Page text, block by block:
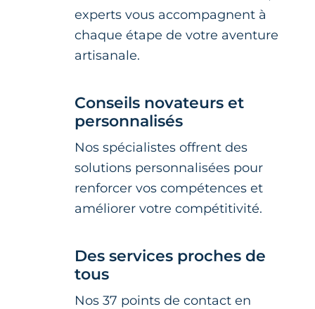
experts vous accompagnent à
chaque étape de votre aventure
artisanale.
Conseils novateurs et
personnalisés
Nos spécialistes offrent des
solutions personnalisées pour
renforcer vos compétences et
améliorer votre compétitivité.
Des services proches de
tous
Nos 37 points de contact en